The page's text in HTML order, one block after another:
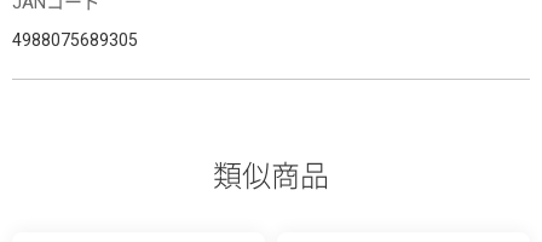
4988075689305
類似商品